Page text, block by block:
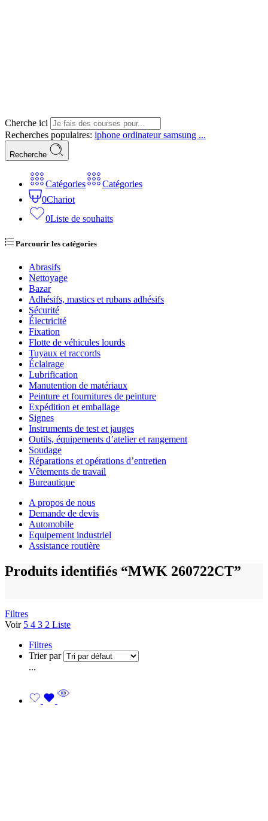
Cherche ici
Recherches populaires: iphone ordinateursamsung ...
Recherche
Catégories
Catégories
0Chariot
0Liste de souhaits
Parcourir les catégories
Abrasifs
Nettoyage
Bazar
Adhésifs, mastics et rubans adhésifs
Sécurité
Électricité
Fixation
Flotte de véhicules lourds
Tuyaux et raccords
Éclairage
Lubrification
Manutention de matériaux
Peinture et fournitures de peinture
Expédition et emballage
Signes
Instruments de test et jauges
Outils, équipements d’atelier et rangement
Soudage
Réparations et opérations d’entretien
Vêtements de travail
Bureautique
A propos de nous
Demande de devis
Automobile
Equipement industriel
Assistance routière
Produits identifiés “MWK 260722CT”
Filtres
Voir 5 4 3 2 Liste
Filtres
Trier par
...